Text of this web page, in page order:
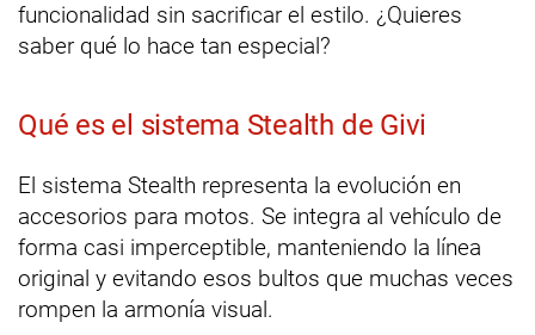
funcionalidad sin sacrificar el estilo. ¿Quieres
saber qué lo hace tan especial?
Qué es el sistema Stealth de Givi
El sistema Stealth representa la evolución en
accesorios para motos. Se integra al vehículo de
forma casi imperceptible, manteniendo la línea
original y evitando esos bultos que muchas veces
rompen la armonía visual.